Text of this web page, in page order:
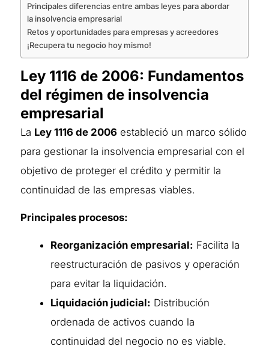
Principales diferencias entre ambas leyes para abordar
la insolvencia empresarial
Retos y oportunidades para empresas y acreedores
¡Recupera tu negocio hoy mismo!
Ley 1116 de 2006: Fundamentos
del régimen de insolvencia
empresarial
La Ley 1116 de 2006 estableció un marco sólido
para gestionar la insolvencia empresarial con el
objetivo de proteger el crédito y permitir la
continuidad de las empresas viables.
Principales procesos:
Reorganización empresarial: Facilita la
reestructuración de pasivos y operación
para evitar la liquidación.
Liquidación judicial: Distribución
ordenada de activos cuando la
continuidad del negocio no es viable.